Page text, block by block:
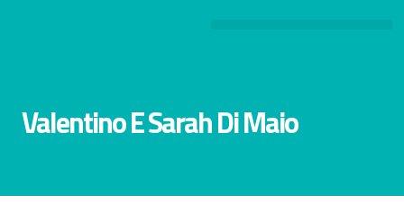
Valentino E Sarah Di Maio